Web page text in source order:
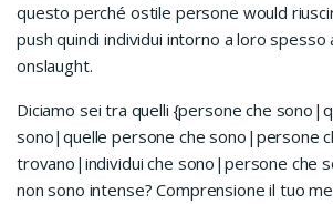
questo perché ostile persone would
push quindi individui intorno a loro spesso
onslaught.
Diciamo sei tra quelli {persone che
sono|quelle persone che sono|persone
trovano|individui che sono|persone che
non sono intense? Comprensione il tuo